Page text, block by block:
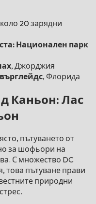
20 зарядни
Национален парк
, Джорджия
, Флорида
Каньон: Лас
пътуването от
за шофьори на
С множество DC
това пътуване прави
природни